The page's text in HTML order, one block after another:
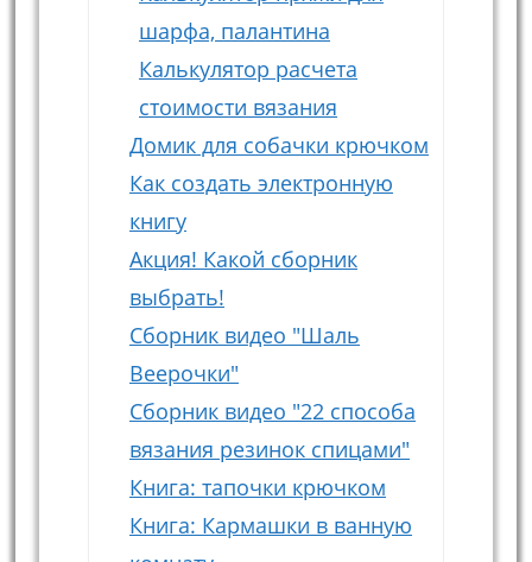
шарфа, палантина
Калькулятор расчета
стоимости вязания
Домик для собачки крючком
Как создать электронную
книгу
Акция! Какой сборник
выбрать!
Сборник видео "Шаль
Веерочки"
Сборник видео "22 способа
вязания резинок спицами"
Книга: тапочки крючком
Книга: Кармашки в ванную